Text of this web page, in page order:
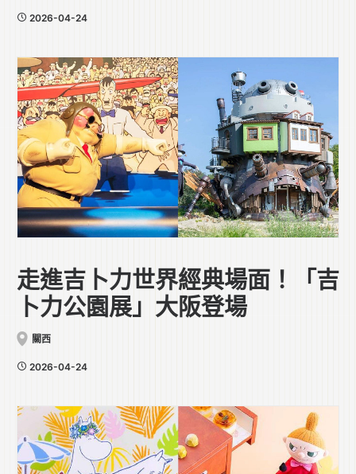
2026-04-24
走進吉卜力世界經典場面！「吉
卜力公園展」大阪登場
關西
2026-04-24